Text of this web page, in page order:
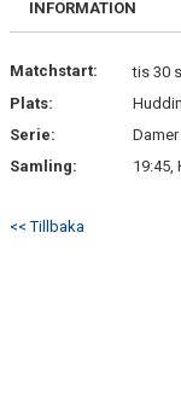
INFORMATION
Matchstart:
tis 30
Plats:
Serie:
Samling:
19:45,
<< Tillbaka